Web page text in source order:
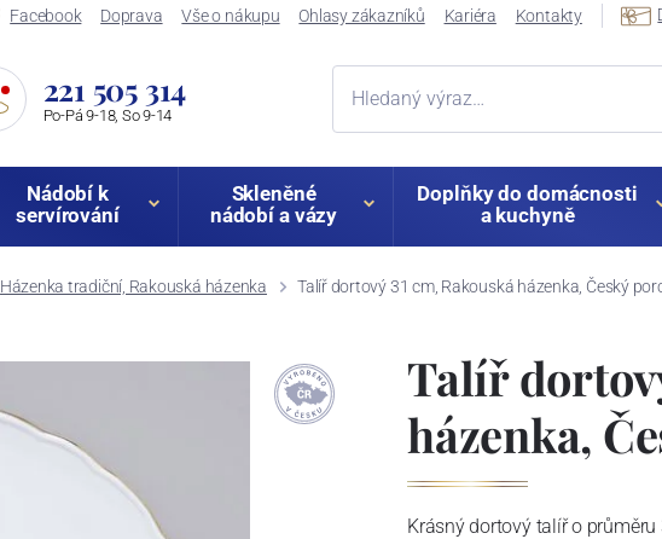
Facebook Doprava Vše o nákupu Ohlasy zákazníků Kariéra Kontakty
221 505 314
Po-Pá 9-18, So 9-14
Nádobí k
servírování
Skleněné
nádobí a vázy
Doplňky do domácnosti
a kuchyně
Házenka tradiční, Rakouská házenka Talíř dortový 31 cm, Rakouská házenka, Český
Talíř
házenka,
Krásný dortový talíř o